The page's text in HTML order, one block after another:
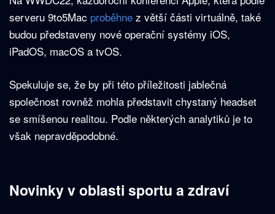
serveru 9to5Mac proběhne z větší části virtuálně, také
budou představeny nové operační systémy iOS,
iPadOS, macOS a tvOS.
Spekuluje se, že by při této příležitosti jablečná
společnost rovněž mohla představit chystaný headset
se smíšenou realitou. Podle některých analytiků je to
však nepravděpodobné.
Novinky v oblasti sportu a zdraví